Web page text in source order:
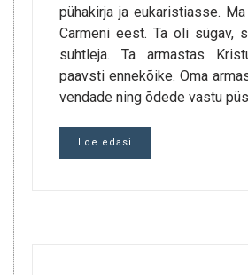
pühakirja ja eukaristiasse.
Carmeni eest. Ta oli sügav,
suhtleja. Ta armastas
paavsti ennekõike. Oma
vendade ning õdede vastu
Loe edasi